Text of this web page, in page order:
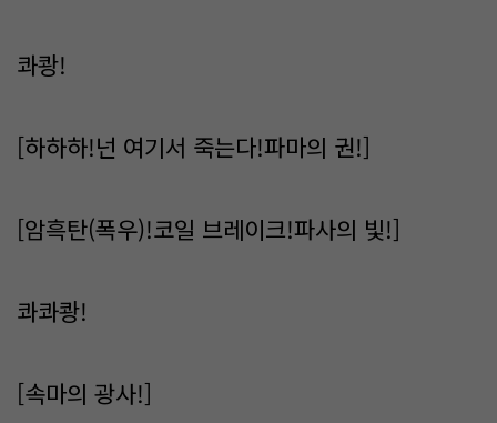
콰쾅!
[하하하!넌 여기서 죽는다!파마의 권!]
[암흑탄(폭우)!코일 브레이크!파사의 빛!]
콰콰쾅!
[속마의 광사!]